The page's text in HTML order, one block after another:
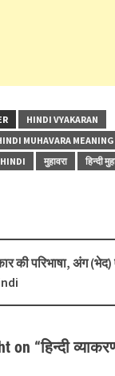
HINDI VYAKARAN
MUHAVARA
मुहावरा हिन्दी
की परिभाषा, अंग
on “हिन्दी